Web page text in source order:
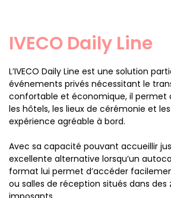
IVECO Daily Line
L’IVECO Daily Line est une solution
événements privés nécessitant le
confortable et économique, il permet
les hôtels, les lieux de cérémonie et
expérience agréable à bord.
Avec sa capacité pouvant accueillir
excellente alternative lorsqu’un
format lui permet d’accéder
ou salles de réception situés dans